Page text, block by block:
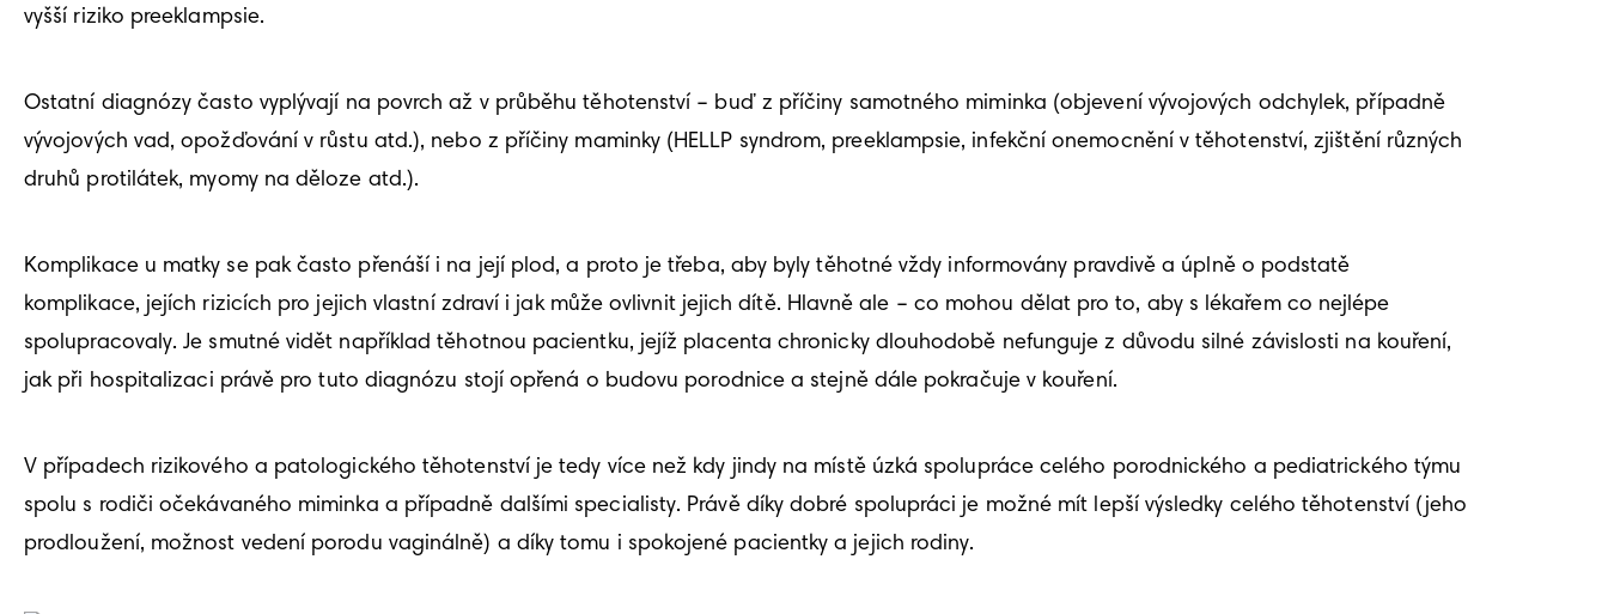
vyšší riziko preeklampsie.
Ostatní diagnózy často vyplývají na povrch až v průběhu těhotenství – buď z příčiny samotného miminka (objevení vývojových odchylek, případně
vývojových vad, opožďování v růstu atd.), nebo z příčiny maminky (HELLP syndrom, preeklampsie, infekční onemocnění v těhotenství, zjištění různých
druhů protilátek, myomy na děloze atd.).
Komplikace u matky se pak často přenáší i na její plod, a proto je třeba, aby byly těhotné vždy informovány pravdivě a úplně o podstatě
komplikace, jejích rizicích pro jejich vlastní zdraví i jak může ovlivnit jejich dítě. Hlavně ale – co mohou dělat pro to, aby s lékařem co nejlépe
spolupracovaly. Je smutné vidět například těhotnou pacientku, jejíž placenta chronicky dlouhodobě nefunguje z důvodu silné závislosti na kouření,
jak při hospitalizaci právě pro tuto diagnózu stojí opřená o budovu porodnice a stejně dále pokračuje v kouření.
V případech rizikového a patologického těhotenství je tedy více než kdy jindy na místě úzká spolupráce celého porodnického a pediatrického týmu
spolu s rodiči očekávaného miminka a případně dalšími specialisty. Právě díky dobré spolupráci je možné mít lepší výsledky celého těhotenství (jeho
prodloužení, možnost vedení porodu vaginálně) a díky tomu i spokojené pacientky a jejich rodiny.